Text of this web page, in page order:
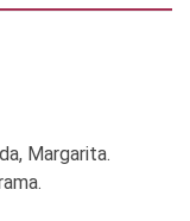
Margarita.